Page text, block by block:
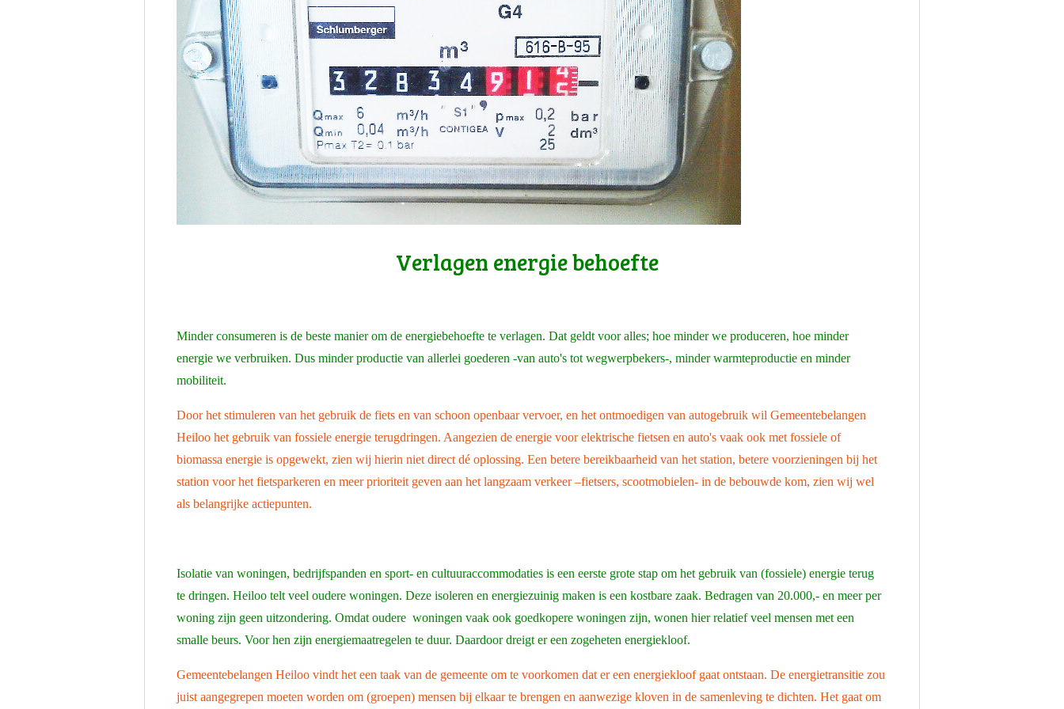
Verlagen energie behoefte
Minder consumeren is de beste manier om de energiebehoefte te verlagen. Dat geldt voor alles; hoe minder we produceren, hoe minder
energie we verbruiken. Dus minder productie van allerlei goederen -van auto's tot wegwerpbekers-, minder warmteproductie en minder
mobiliteit.
Door het stimuleren van het gebruik de fiets en van schoon openbaar vervoer, en het ontmoedigen van autogebruik wil Gemeentebelangen
Heiloo het gebruik van fossiele energie terugdringen. Aangezien de energie voor elektrische fietsen en auto's vaak ook met fossiele of
biomassa energie is opgewekt, zien wij hierin niet direct dé oplossing. Een betere bereikbaarheid van het station, betere voorzieningen bij het
station voor het fietsparkeren en meer prioriteit geven aan het langzaam verkeer –fietsers, scootmobielen- in de bebouwde kom, zien wij wel
als belangrijke actiepunten.
Isolatie van woningen, bedrijfspanden en sport- en cultuuraccommodaties is een eerste grote stap om het gebruik van (fossiele) energie terug
te dringen. Heiloo telt veel oudere woningen. Deze isoleren en energiezuinig maken is een kostbare zaak. Bedragen van 20.000,- en meer per
woning zijn geen uitzondering. Omdat oudere woningen vaak ook goedkopere woningen zijn, wonen hier relatief veel mensen met een
smalle beurs. Voor hen zijn energiemaatregelen te duur. Daardoor dreigt er een zogeheten energiekloof.
Gemeentebelangen Heiloo vindt het een taak van de gemeente om te voorkomen dat er een energiekloof gaat ontstaan. De energietransitie zou
juist aangegrepen moeten worden om (groepen) mensen bij elkaar te brengen en aanwezige kloven in de samenleving te dichten. Het gaat om